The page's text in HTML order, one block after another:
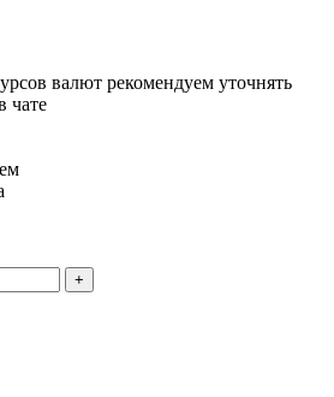
валют рекомендуем уточнять
чате
+